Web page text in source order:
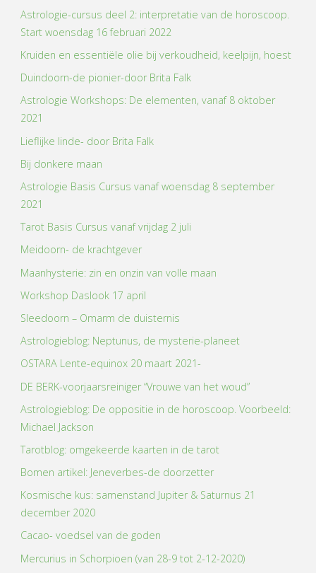
Astrologie-cursus deel 2: interpretatie van de horoscoop.
Start woensdag 16 februari 2022
Kruiden en essentiële olie bij verkoudheid, keelpijn, hoest
Duindoorn-de pionier-door Brita Falk
Astrologie Workshops: De elementen, vanaf 8 oktober
2021
Lieflijke linde- door Brita Falk
Bij donkere maan
Astrologie Basis Cursus vanaf woensdag 8 september
2021
Tarot Basis Cursus vanaf vrijdag 2 juli
Meidoorn- de krachtgever
Maanhysterie: zin en onzin van volle maan
Workshop Daslook 17 april
Sleedoorn – Omarm de duisternis
Astrologieblog: Neptunus, de mysterie-planeet
OSTARA Lente-equinox 20 maart 2021-
DE BERK-voorjaarsreiniger “Vrouwe van het woud”
Astrologieblog: De oppositie in de horoscoop. Voorbeeld:
Michael Jackson
Tarotblog: omgekeerde kaarten in de tarot
Bomen artikel: Jeneverbes-de doorzetter
Kosmische kus: samenstand Jupiter & Saturnus 21
december 2020
Cacao- voedsel van de goden
Mercurius in Schorpioen (van 28-9 tot 2-12-2020)